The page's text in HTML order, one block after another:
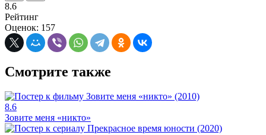
8.6
Рейтинг
Оценок: 157
Смотрите также
8.6
Зовите меня «никто»